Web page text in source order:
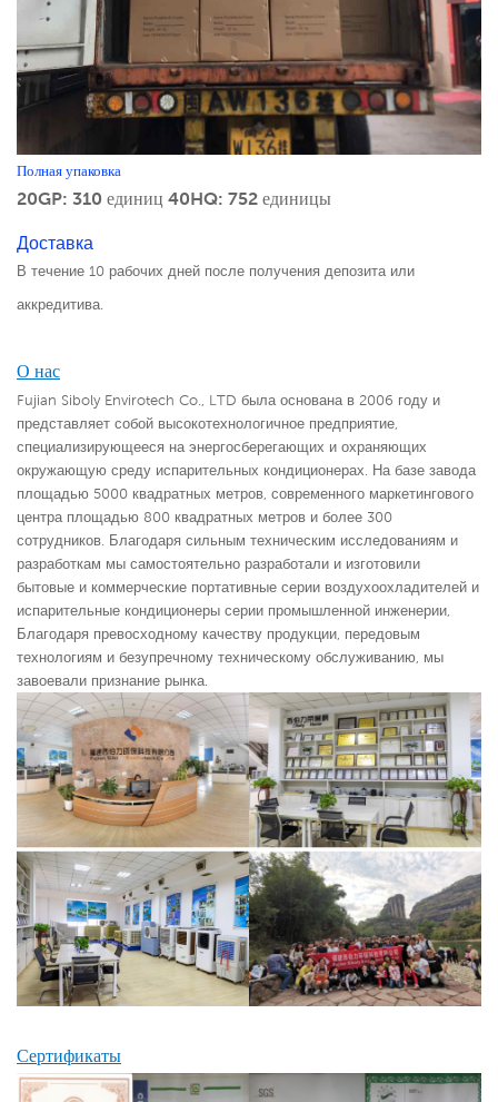
Полная упаковка
20GP: 310 единиц 40HQ: 752 единицы
Доставка
В течение 10 рабочих дней после получения депозита или
аккредитива.
О нас
Fujian Siboly Envirotech Co., LTD была основана в 2006 году и
представляет собой высокотехнологичное предприятие,
специализирующееся на энергосберегающих и охраняющих
окружающую среду испарительных кондиционерах. На базе завода
площадью 5000 квадратных метров, современного маркетингового
центра площадью 800 квадратных метров и более 300
сотрудников. Благодаря сильным техническим исследованиям и
разработкам мы самостоятельно разработали и изготовили
бытовые и коммерческие портативные серии воздухоохладителей и
испарительные кондиционеры серии промышленной инженерии,
Благодаря превосходному качеству продукции, передовым
технологиям и безупречному техническому обслуживанию, мы
завоевали признание рынка.
Сертификаты